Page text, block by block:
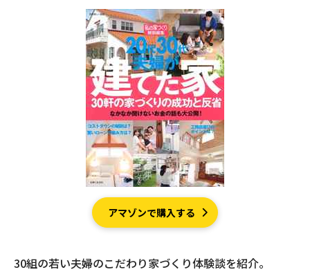
メンバー紹介
よくある質問
お知らせ・プレスリリース
現場事例・お役立ちコラム
さくら事務所について
アマゾンで購入する
30組の若い夫婦のこだわり家づくり体験談を紹介。